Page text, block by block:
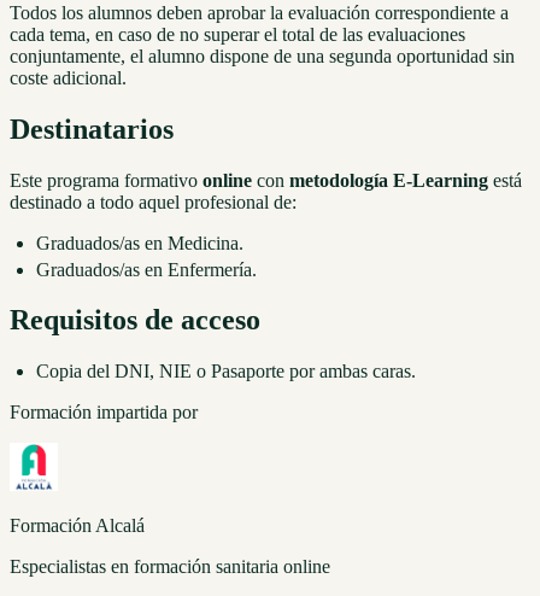
Todos los alumnos deben aprobar la evaluación correspondiente a
cada tema, en caso de no superar el total de las evaluaciones
conjuntamente, el alumno dispone de una segunda oportunidad sin
coste adicional.
Destinatarios
Este programa formativo online con metodología E-Learning está
destinado a todo aquel profesional de:
Graduados/as en Medicina.
Graduados/as en Enfermería.
Requisitos de acceso
Copia del DNI, NIE o Pasaporte por ambas caras.
Formación impartida por
Formación Alcalá
Especialistas en formación sanitaria online